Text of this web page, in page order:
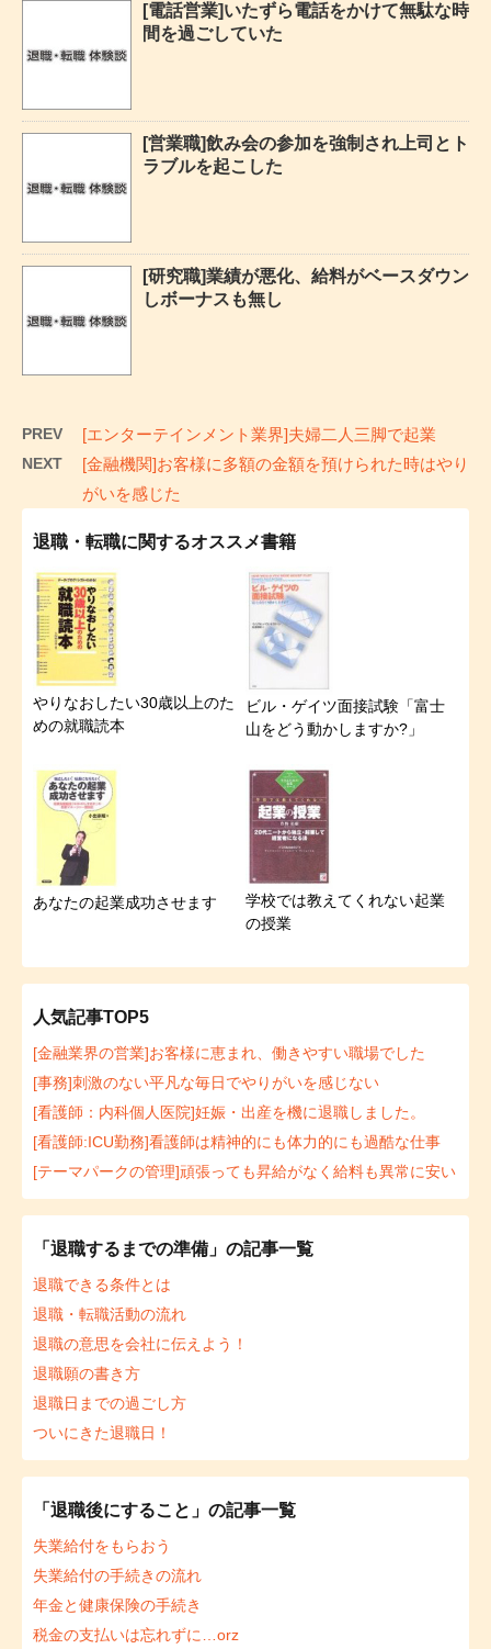
[電話営業]いたずら電話をかけて無駄な時
間を過ごしていた
[営業職]飲み会の参加を強制され上司とト
ラブルを起こした
[研究職]業績が悪化、給料がベースダウン
しボーナスも無し
PREV [エンターテインメント業界]夫婦二人三脚で起業
NEXT
[金融機関]お客様に多額の金額を預けられた時はやり
がいを感じた
退職・転職に関するオススメ書籍
やりなおしたい30歳以上のた
めの就職読本
ビル・ゲイツ面接試験「富士
山をどう動かしますか?」
あなたの起業成功させます
学校では教えてくれない起業
の授業
人気記事TOP5
[金融業界の営業]お客様に恵まれ、働きやすい職場でした
[事務]刺激のない平凡な毎日でやりがいを感じない
[看護師：内科個人医院]妊娠・出産を機に退職しました。
[看護師:ICU勤務]看護師は精神的にも体力的にも過酷な仕事
[テーマパークの管理]頑張っても昇給がなく給料も異常に安い
「退職するまでの準備」の記事一覧
退職できる条件とは
退職・転職活動の流れ
退職の意思を会社に伝えよう！
退職願の書き方
退職日までの過ごし方
ついにきた退職日！
「退職後にすること」の記事一覧
失業給付をもらおう
失業給付の手続きの流れ
年金と健康保険の手続き
税金の支払いは忘れずに…orz